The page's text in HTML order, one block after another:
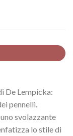
De Lempicka:
pennelli.
svolazzante
lo stile di